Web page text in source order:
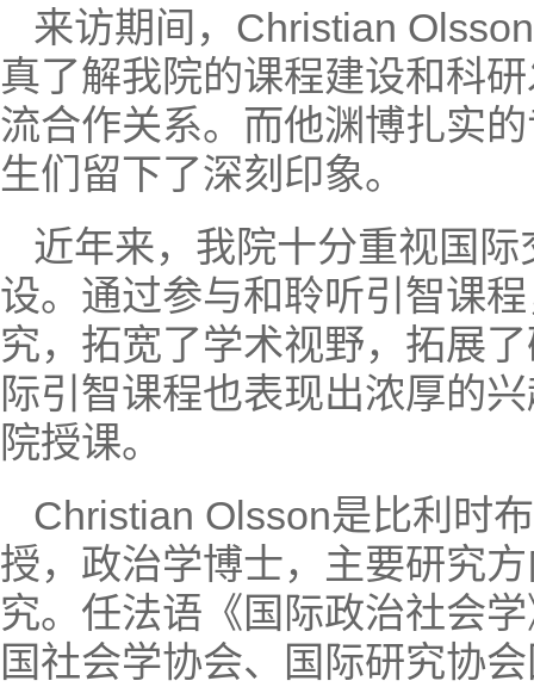
来访期间，Christian
真了解我院的课程建设和科
流合作关系。而他渊博扎实
生们留下了深刻印象。
近年来，我院十分重视国
设。通过参与和聆听引智课
究，拓宽了学术视野，拓展
际引智课程也表现出浓厚的
院授课。
Christian Olsson是比利时
授，政治学博士，主要研究
究。任法语《国际政治社会
国社会学协会、国际研究协